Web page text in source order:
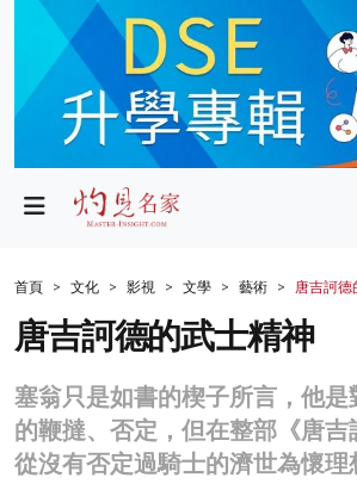
政局
財經
生活
商業
科技
首頁 文化 影視 文學 藝術 唐吉訶德
唐吉訶德的武士精神
塞翁只是如書的楔子所言，他
的鞭撻、否定，但在整部《唐
從沒有否定過騎士的濟世為懷理